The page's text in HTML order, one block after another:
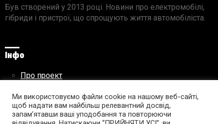
Був створений у 2013 році. Новини про електромобілі,
гібриди і пристрої, що спрощують життя автомобіліста.
Інфо
Про проект
Правила використання матеріалів
Ми використовуємо файли cookie на нашому веб-сайті,
щоб надати вам найбільш релевантний досвід,
запам’ятавши ваші уподобання та повторюючи